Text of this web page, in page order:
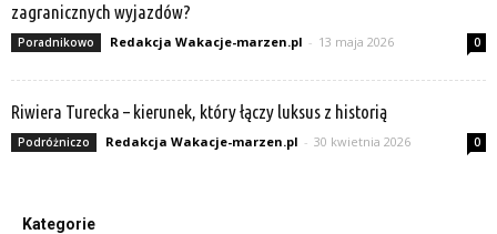
zagranicznych wyjazdów?
Poradnikowo Redakcja Wakacje-marzen.pl - 13 maja 2026 0
Riwiera Turecka – kierunek, który łączy luksus z historią
Podróżniczo Redakcja Wakacje-marzen.pl - 30 kwietnia 2026 0
Kategorie